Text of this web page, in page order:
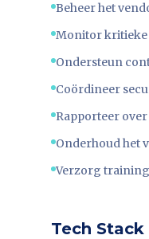
Beheer het
Monitor kritieke
Ondersteun
Coördineer
Rapporteer
Onderhoud het
Verzorg
Tech Stack